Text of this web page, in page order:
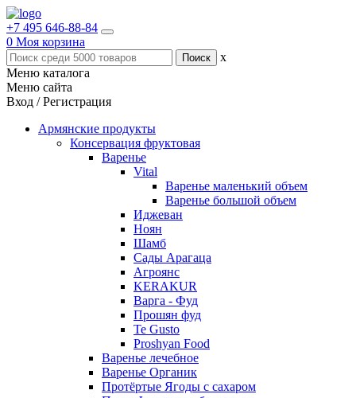
+7 495 646-88-84
0 Моя корзина
x
Меню каталога
Меню сайта
Вход / Регистрация
Армянские продукты
Консервация фруктовая
Варенье
Vital
Варенье маленький объем
Варенье большой объем
Иджеван
Ноян
Шамб
Сады Арагаца
Агроянс
KERAKUR
Варга - Фуд
Прошян фуд
Te Gusto
Proshyan Food
Варенье лечебное
Варенье Органик
Протёртые Ягоды с сахаром